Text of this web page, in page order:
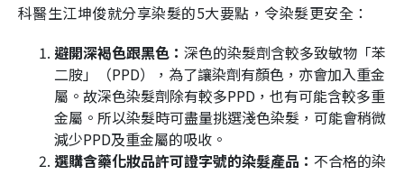
科醫生江坤俊就分享染髮的5大要點，令染髮更安全：
避開深褐色跟黑色： 深色的染髮劑含較多致敏物「苯
二胺」（PPD），為了讓染劑有顏色，亦會加入重金
屬。故深色染髮劑除有較多PPD，也有可能含較多重
金屬。所以染髮時可盡量挑選淺色染髮，可能會稍微
減少PPD及重金屬的吸收。
選購含藥化妝品許可證字號的染髮產品： 不合格的染